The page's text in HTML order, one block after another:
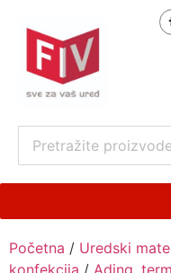
Početna / Uredski
konfekcija / Ading,